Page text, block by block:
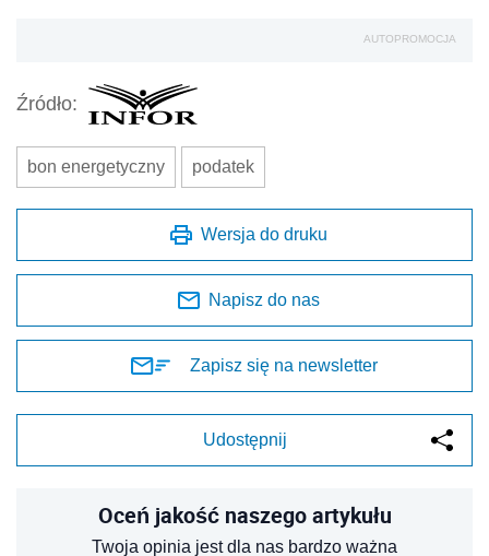
AUTOPROMOCJA
Źródło:
bon energetyczny podatek
Wersja do druku
Napisz do nas
Zapisz się na newsletter
Udostępnij
Oceń jakość naszego artykułu
Twoja opinia jest dla nas bardzo ważna